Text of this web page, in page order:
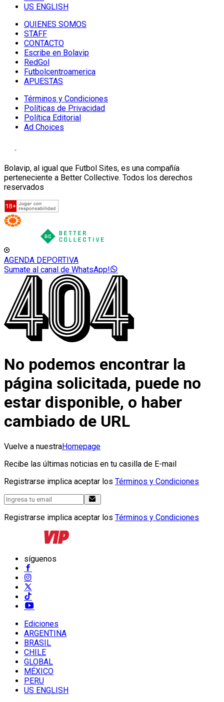
US ENGLISH
QUIENES SOMOS
STAFF
CONTACTO
Escribe en Bolavip
RedGol
Futbolcentroamerica
APUESTAS
Términos y Condiciones
Políticas de Privacidad
Política Editorial
Ad Choices
Bolavip, al igual que Futbol Sites, es una compañía
perteneciente a Better Collective. Todos los derechos
reservados
AGENDA DEPORTIVA
Sumate al canal de WhatsApp!
No podemos encontrar la
página solicitada, puede no
estar disponible, o haber
cambiado de URL
Vuelve a nuestraHomepage
Recibe las últimas noticias en tu casilla de E-mail
Registrarse implica aceptar los Términos y Condiciones
Registrarse implica aceptar los Términos y Condiciones
síguenos
Ediciones
ARGENTINA
BRASIL
CHILE
GLOBAL
MÉXICO
PERU
US ENGLISH